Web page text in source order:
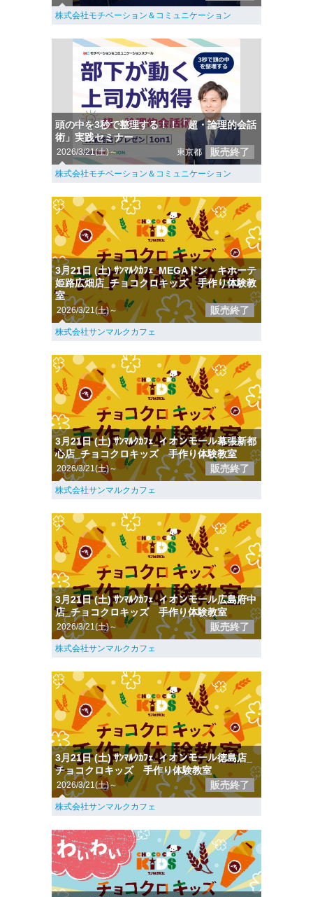
株式会社モチベーション＆コミュニケーション
頭の中を3秒で整理する！！「超・論理的会話
術」実践セミナー
2026/3/21(土)～ 東京都 販売終了
株式会社モチベーション＆コミュニケーション
3月21日 (土) ｻﾝﾏﾙｸｶﾌｪ_MEGAドン・キホーテ
姫路広畑店_チョコクロキッズ 手作り体験教
室
2026/3/21(土)～ 販売終了
株式会社サンマルクカフェ
3月21日 (土) ｻﾝﾏﾙｸｶﾌｪ_イオンモール幕張新都
心店_チョコクロキッズ 手作り体験教室
2026/3/21(土)～ 販売終了
株式会社サンマルクカフェ
3月21日 (土) ｻﾝﾏﾙｸｶﾌｪ_イオンモール広島府中
店_チョコクロキッズ 手作り体験教室
2026/3/21(土)～ 販売終了
株式会社サンマルクカフェ
3月21日 (土) ｻﾝﾏﾙｸｶﾌｪ_イオンモール徳島店_
チョコクロキッズ 手作り体験教室
2026/3/21(土)～ 販売終了
株式会社サンマルクカフェ